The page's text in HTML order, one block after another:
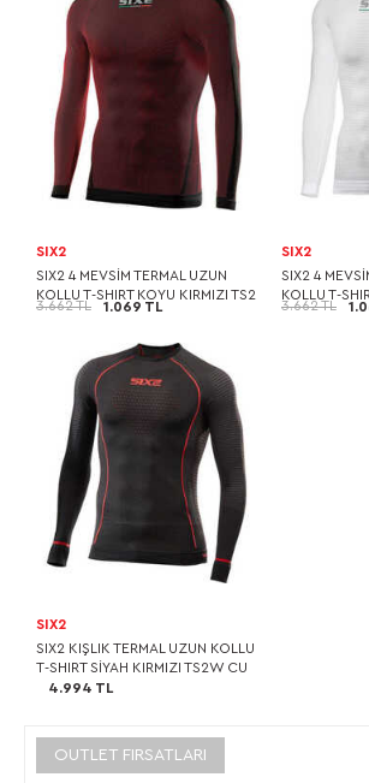
SIX2
SIX2 4 MEVSİM TERMAL UZUN
KOLLU T-SHIRT KOYU KIRMIZI TS2
3.662 TL 1.069 TL
SIX2
SIX2 4
KOLLU T-
3.662 TL
SIX2
SIX2 KIŞLIK TERMAL UZUN KOLLU
T-SHIRT SİYAH KIRMIZI TS2W CU
4.994 TL
OUTLET FIRSATLARI